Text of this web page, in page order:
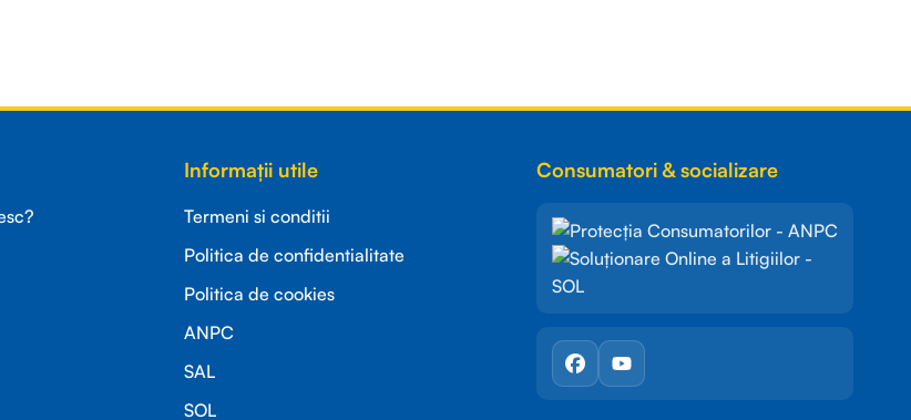
Informații utile
Termeni si conditii
Politica de confidentialitate
Politica de cookies
ANPC
SAL
SOL
Consumatori & socializare